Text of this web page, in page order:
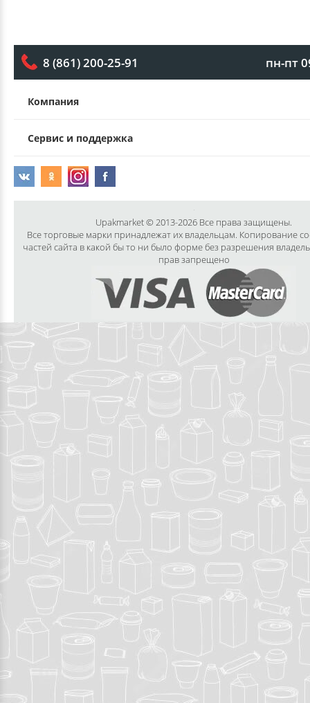
8 (861) 200-25-91 пн-пт
Компания
Сервис и поддержка
Upakmarket © 2013-2026 Все права защищены.
Все торговые марки принадлежат их владельцам. Копирование
частей сайта в какой бы то ни было форме без разрешения
прав запрещено